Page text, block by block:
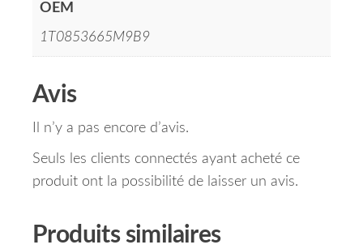
OEM
1T0853665M9B9
Avis
Il n’y a pas encore d’avis.
Seuls les clients connectés ayant acheté ce
produit ont la possibilité de laisser un avis.
Produits similaires